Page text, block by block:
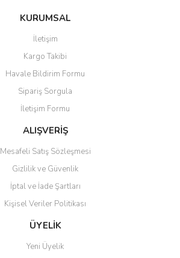
KURUMSAL
İletişim
Kargo Takibi
Havale Bildirim Formu
Sipariş Sorgula
İletişim Formu
ALIŞVERİŞ
Mesafeli Satış Sözleşmesi
Gizlilik ve Güvenlik
İptal ve İade Şartları
Kişisel Veriler Politikası
ÜYELİK
Yeni Üyelik